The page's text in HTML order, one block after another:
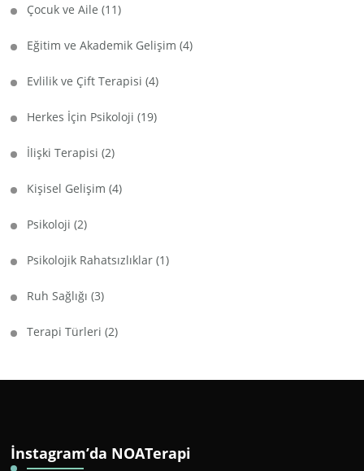
Çocuk ve Aile (11)
Eğitim ve Akademik Gelişim (4)
Evlilik ve Çift Terapisi (4)
Herkes İçin Psikoloji (19)
İlişki Terapisi (2)
Kişisel Gelişim (4)
Psikoloji (2)
Psikolojik Rahatsızlıklar (1)
Ruh Sağlığı (3)
Terapi Türleri (2)
İnstagram’da NOATerapi